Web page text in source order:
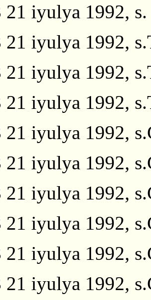
21 iyulya 1992,
21 iyulya 1992,
21 iyulya 1992,
21 iyulya 1992,
21 iyulya 1992,
21 iyulya 1992,
21 iyulya 1992,
21 iyulya 1992,
21 iyulya 1992,
21 iyulya 1992,